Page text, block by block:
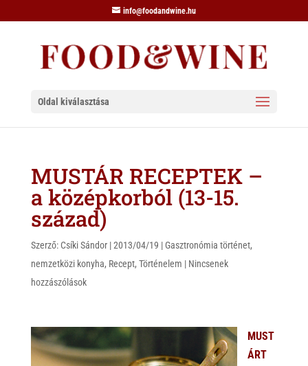
info@foodandwine.hu
Oldal kiválasztása
MUSTÁR RECEPTEK –
a középkorból (13-15.
század)
Szerző: Csíki Sándor|2013/04/19 |Gasztronómia történet,
nemzetközi konyha, Recept, Történelem | Nincsenek
hozzászólások
MUST
ÁRT